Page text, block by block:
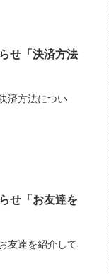
せ「決済方法
済方法につい
せ「お友達を
友達を紹介して